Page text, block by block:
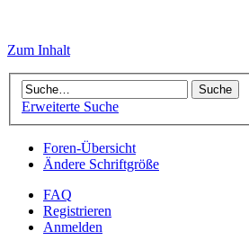
Zum Inhalt
Erweiterte Suche
Foren-Übersicht
Ändere Schriftgröße
FAQ
Registrieren
Anmelden